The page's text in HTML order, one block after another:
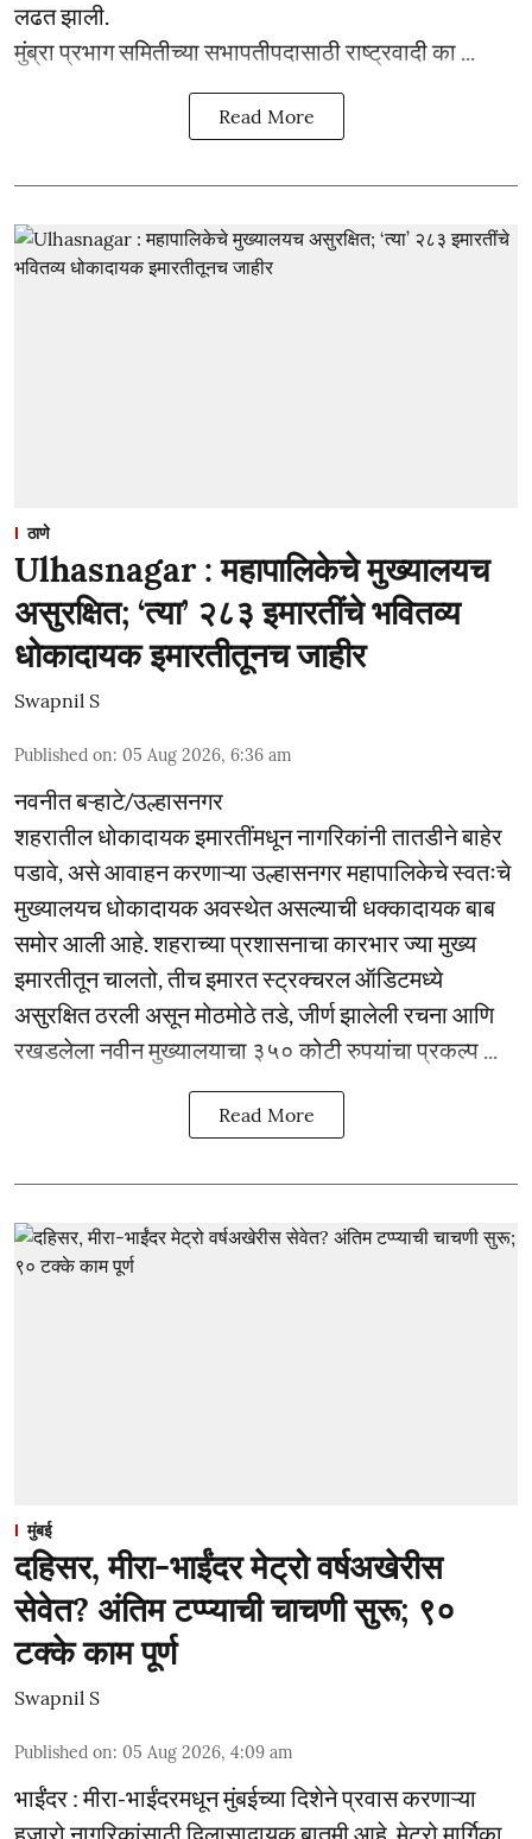
लढत झाली.
मुंब्रा प्रभाग समितीच्या सभापतीपदासाठी राष्ट्रवादी का ...
Read More
ठाणे
Ulhasnagar : महापालिकेचे मुख्यालयच
असुरक्षित; ‘त्या’ २८३ इमारतींचे भवितव्य
धोकादायक इमारतीतूनच जाहीर
Swapnil S
Published on: 05 Aug 2026, 6:36 am
नवनीत बऱ्हाटे/उल्हासनगर
शहरातील धोकादायक इमारतींमधून नागरिकांनी तातडीने बाहेर
पडावे, असे आवाहन करणाऱ्या उल्हासनगर महापालिकेचे स्वतःचे
मुख्यालयच धोकादायक अवस्थेत असल्याची धक्कादायक बाब
समोर आली आहे. शहराच्या प्रशासनाचा कारभार ज्या मुख्य
इमारतीतून चालतो, तीच इमारत स्ट्रक्चरल ऑडिटमध्ये
असुरक्षित ठरली असून मोठमोठे तडे, जीर्ण झालेली रचना आणि
रखडलेला नवीन मुख्यालयाचा ३५० कोटी रुपयांचा प्रकल्प ...
Read More
मुंबई
दहिसर, मीरा-भाईंदर मेट्रो वर्षअखेरीस
सेवेत? अंतिम टप्प्याची चाचणी सुरू; ९०
टक्के काम पूर्ण
Swapnil S
Published on: 05 Aug 2026, 4:09 am
भाईंंदर : मीरा-भाईंदरमधून मुंबईच्या दिशेने प्रवास करणाऱ्या